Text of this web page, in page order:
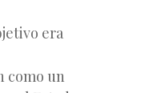
era
como un